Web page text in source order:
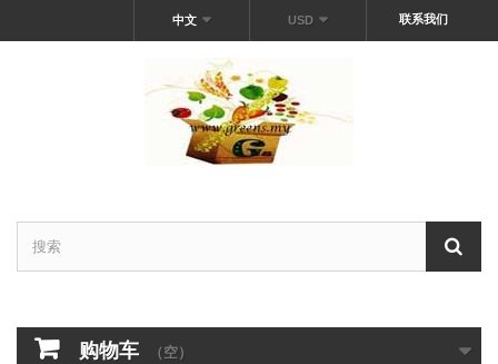
联系我们
USD
中文
购物车 （空）